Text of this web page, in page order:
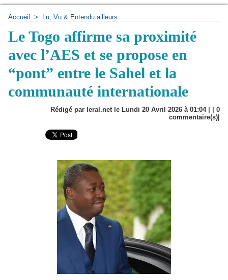
Accueil > Lu, Vu & Entendu ailleurs
Le Togo affirme sa proximité
avec l’AES et se propose en
“pont” entre le Sahel et la
communauté internationale
Rédigé par leral.net le Lundi 20 Avril 2026 à 01:04 | | 0
commentaire(s)|